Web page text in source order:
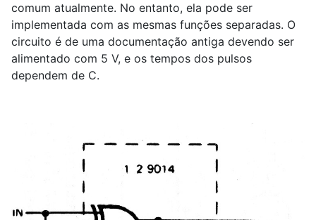
comum atualmente. No entanto, ela pode ser
implementada com as mesmas funções separadas. O
circuito é de uma documentação antiga devendo ser
alimentado com 5 V, e os tempos dos pulsos
dependem de C.